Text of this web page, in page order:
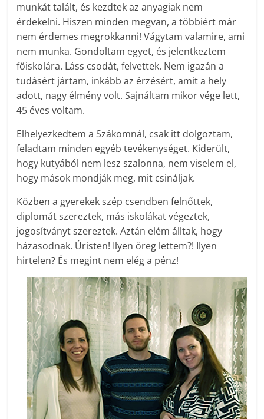
munkát talált, és kezdtek az anyagiak nem
érdekelni. Hiszen minden megvan, a többiért már
nem érdemes megrokkanni! Vágytam valamire, ami
nem munka. Gondoltam egyet, és jelentkeztem
főiskolára. Láss csodát, felvettek. Nem igazán a
tudásért jártam, inkább az érzésért, amit a hely
adott, nagy élmény volt. Sajnáltam mikor vége lett,
45 éves voltam.
Elhelyezkedtem a Szákomnál, csak itt dolgoztam,
feladtam minden egyéb tevékenységet. Kiderült,
hogy kutyából nem lesz szalonna, nem viselem el,
hogy mások mondják meg, mit csináljak.
Közben a gyerekek szép csendben felnőttek,
diplomát szereztek, más iskolákat végeztek,
jogosítványt szereztek. Aztán elém álltak, hogy
házasodnak. Úristen! Ilyen öreg lettem?! Ilyen
hirtelen? És megint nem elég a pénz!